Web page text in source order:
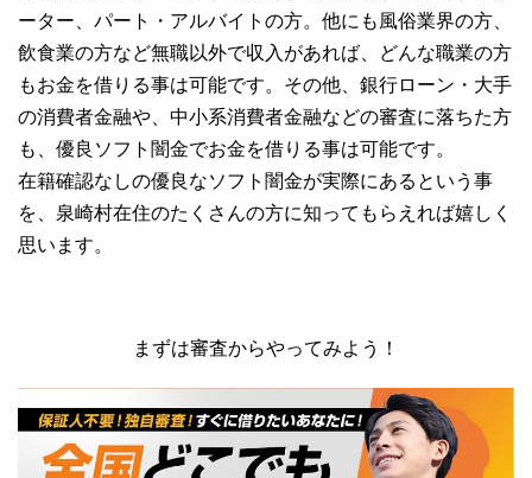
ーター、パート・アルバイトの方。他にも風俗業界の方、
飲食業の方など無職以外で収入があれば、どんな職業の方
もお金を借りる事は可能です。その他、銀行ローン・大手
の消費者金融や、中小系消費者金融などの審査に落ちた方
も、優良ソフト闇金でお金を借りる事は可能です。
在籍確認なしの優良なソフト闇金が実際にあるという事
を、泉崎村在住のたくさんの方に知ってもらえれば嬉しく
思います。
まずは審査からやってみよう！